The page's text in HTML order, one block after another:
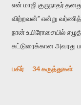
என் மாஜி குருநாதர்
விற்றவன்” என்று
நான் உயிரோசையில்
கட்டுரைக்கான அவரது
பதிவை படித்த
பகிர் 34 கருத்துகள்